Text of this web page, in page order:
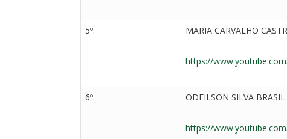
5º. MARIA CARVALHO
https://
6º. ODEILSON SILVA BRASIL
https://